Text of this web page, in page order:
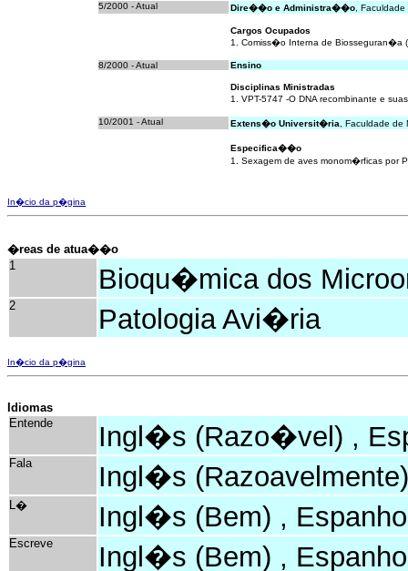
5/2000 - Atual Dire��o e Administra��o ,
Cargos Ocupados
1. Comiss�o Interna de Biosseguran�a
8/2000 - Atual Ensino
Disciplinas Ministradas
1. VPT-5747 -O DNA recombinante e
10/2001 - Atual Extens�o Universit�ria , Faculdade
Especifica��o
1. Sexagem de aves monom�rficas por
In�cio da p�gina
�reas de atua��o
1
Bioqu�mica dos
2 Patologia Avi�ria
In�cio da p�gina
Idiomas
Entende
Ingl�s (Razo�vel) ,
Fala Ingl�s
L� Ingl�s (Bem) ,
Escreve Ingl�s (Bem) ,